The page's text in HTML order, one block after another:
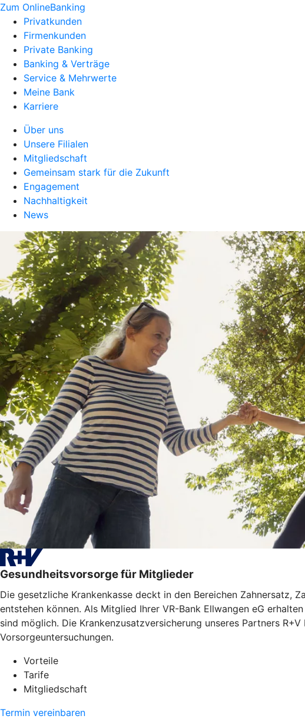
Zum OnlineBanking
Privatkunden
Firmenkunden
Private Banking
Banking & Verträge
Service & Mehrwerte
Meine Bank
Karriere
Über uns
Unsere Filialen
Mitgliedschaft
Gemeinsam stark für die Zukunft
Engagement
Nachhaltigkeit
News
Gesundheitsvorsorge für Mitglieder
Die gesetzliche Krankenkasse deckt in den Bereichen Zahnersatz,
entstehen können. Als Mitglied Ihrer VR-Bank Ellwangen eG
sind möglich. Die Krankenzusatzversicherung unseres Partners
Vorsorgeuntersuchungen.
Vorteile
Tarife
Mitgliedschaft
Termin vereinbaren